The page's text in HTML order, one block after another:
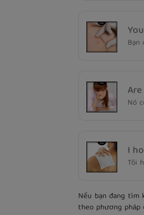
Bạn
Nó
I
Tôi
Nếu bạn đang
theo phương pháp